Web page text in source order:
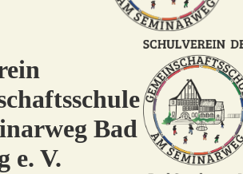
Bad
e. V.